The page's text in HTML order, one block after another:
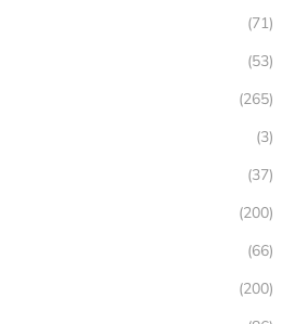
(71)
(53)
(265)
(3)
(37)
(200)
(66)
(200)